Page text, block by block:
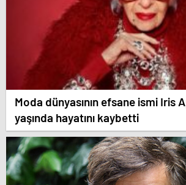
Moda dünyasının efsane ismi Iris
yaşında hayatını kaybetti